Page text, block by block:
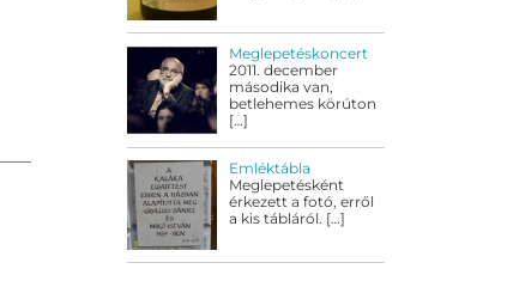
Meglepetéskoncert
2011. december
másodika van,
betlehemes körúton
[…]
Emléktábla
Meglepetésként
érkezett a fotó, erről
a kis tábláról. […]